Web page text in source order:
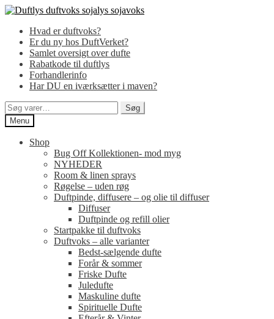
Spring
navigation
Spring
indholdHvad er duftvoks?
Er du ny hos DuftVerket?
Samlet oversigt over dufte
Rabatkode til duftlys
Forhandlerinfo
Har DU en iværksætter i maven?
Søg
efter:
Søg
Menu
Shop
Bug Off Kollektionen- mod myg
NYHEDER
Room & linen sprays
Røgelse – uden røg
Duftpinde, diffusere – og olie til diffuser
Diffuser
Duftpinde og refill olier
Startpakke til duftvoks
Duftvoks – alle varianter
Bedst-sælgende dufte
Forår & sommer
Friske Dufte
Juledufte
Maskuline dufte
Spirituelle Dufte